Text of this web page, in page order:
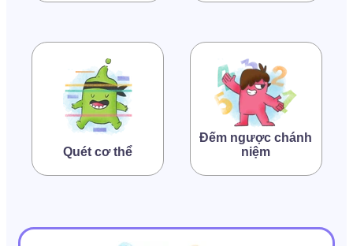
Quét cơ thể
Đếm ngược chánh
niệm